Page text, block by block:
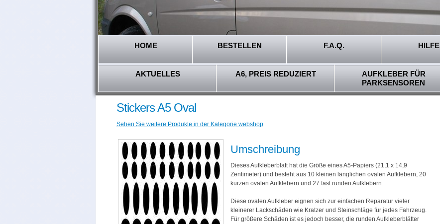
HOME BESTELLEN F.A.Q. HILFE
AKTUELLES A6, PREIS REDUZIERT
AUFKLEBER FÜR
PARKSENSOREN
Stickers A5 Oval
Sehen Sie weitere Produkte in der Kategorie webshop
Umschreibung
Dieses Aufkleberblatt hat die Größe eines A5-Papiers (21,1 x 14,9
Zentimeter) und besteht aus 10 kleinen länglichen ovalen Aufklebern, 20
kurzen ovalen Aufklebern und 27 fast runden Aufklebern.
Diese ovalen Aufkleber eignen sich zur einfachen Reparatur vieler
kleinerer Lackschäden wie Kratzer und Steinschläge für jedes Fahrzeug.
Für größere Schäden ist es jedoch besser, die runden Aufkleberblätter